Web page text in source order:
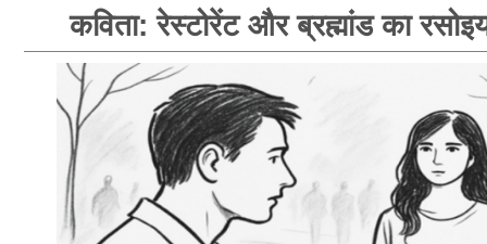
कविता: रेस्टोरेंट और ब्रह्मांड का